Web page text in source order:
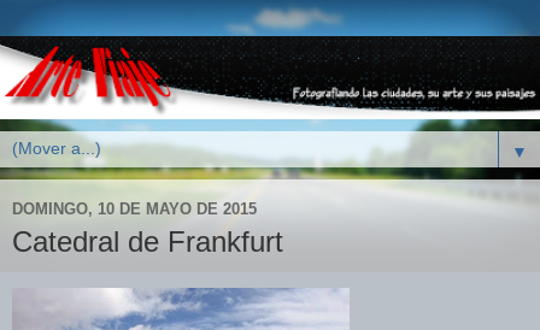
▼
DOMINGO, 10 DE MAYO DE 2015
Catedral de Frankfurt